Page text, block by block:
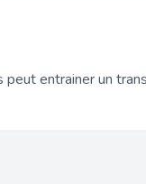
entrainer un